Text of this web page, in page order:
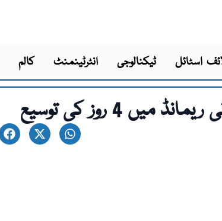
کالم انٹرٹینمنٹ ٹیکنالوجی اسٹائل
4 روز کی توسیع